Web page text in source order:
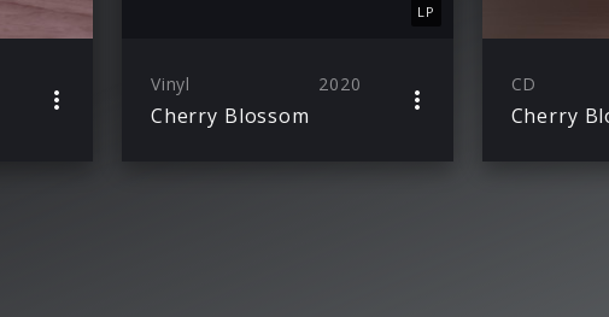
LP
Vinyl 2020
Cherry Blossom
CD
Cherry